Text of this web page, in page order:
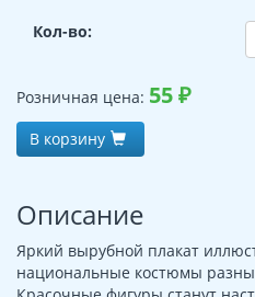
Кол-во:
Розничная цена: 55₽
В корзину
Описание
Яркий вырубной плакат
национальные костюмы